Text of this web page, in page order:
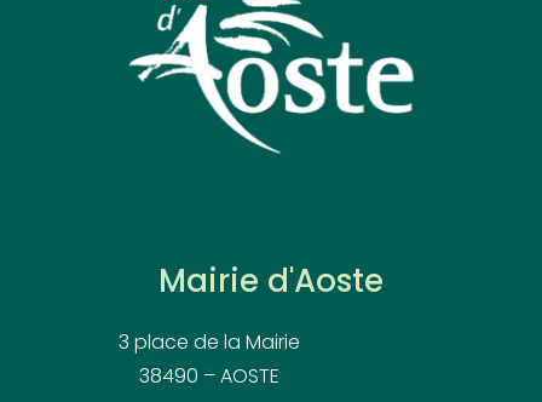
Mairie d'Aoste
3 place de la Mairie
38490 – AOSTE